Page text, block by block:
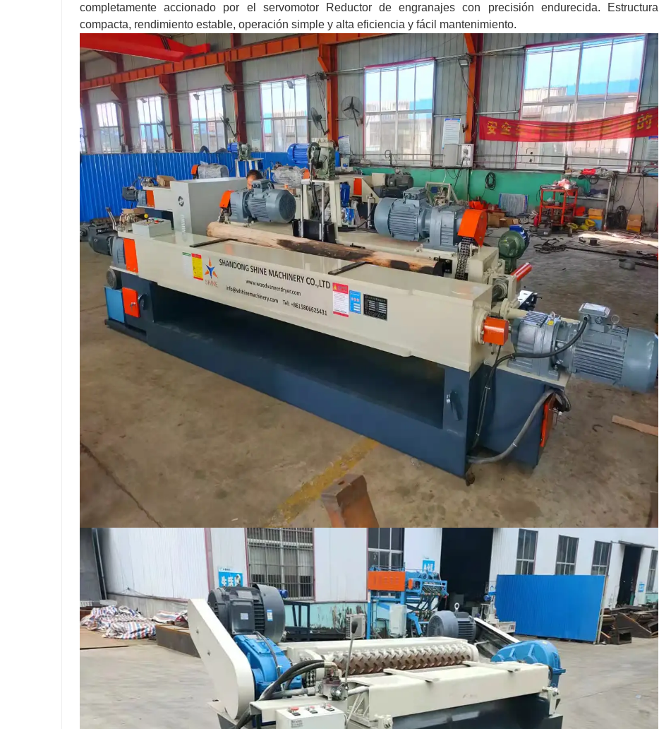
completamente accionado por el servomotor Reductor de engranajes con precisión endurecida. Estructura
compacta, rendimiento estable, operación simple y alta eficiencia y fácil mantenimiento.